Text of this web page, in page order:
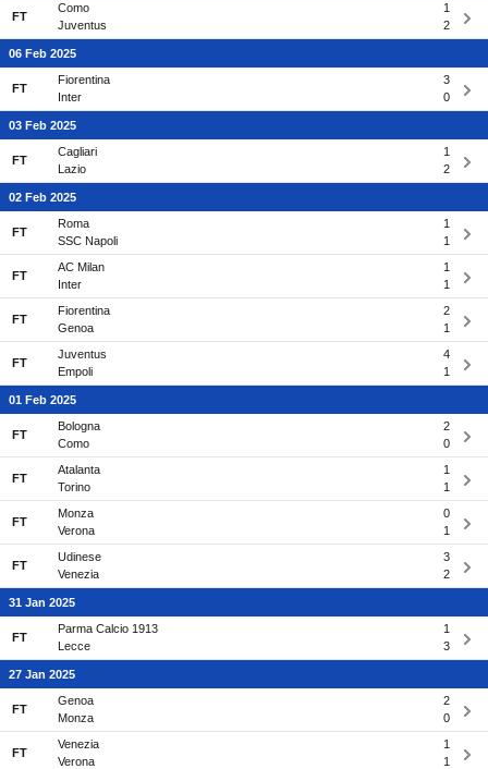
FT
Como
1
Juventus
2
06 Feb 2025
FT
Fiorentina
3
Inter
0
03 Feb 2025
FT
Cagliari
1
Lazio
2
02 Feb 2025
FT
Roma
1
SSC Napoli
1
FT
AC Milan
1
Inter
1
FT
Fiorentina
2
Genoa
1
FT
Juventus
4
Empoli
1
01 Feb 2025
FT
Bologna
2
Como
0
FT
Atalanta
1
Torino
1
FT
Monza
0
Verona
1
FT
Udinese
3
Venezia
2
31 Jan 2025
FT
Parma Calcio 1913
1
Lecce
3
27 Jan 2025
FT
Genoa
2
Monza
0
FT
Venezia
1
Verona
1